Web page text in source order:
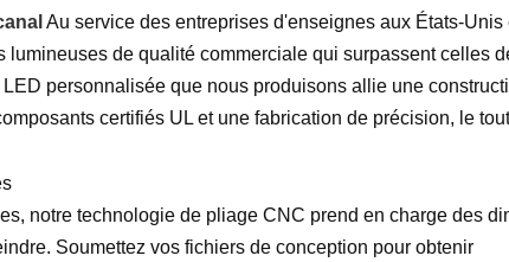
Au service des entreprises d'enseignes aux États-Unis
de qualité commerciale qui surpassent celles
personnalisée que nous produisons allie une
certifiés UL et une fabrication de précision, le
notre technologie de pliage CNC prend en charge des
Soumettez vos fichiers de conception pour obtenir